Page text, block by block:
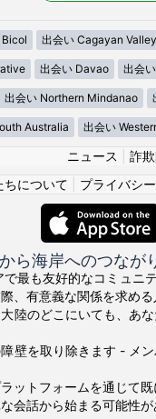
Bicol 出会い Cagayan Valley
出会い Davao 出会
出会い Northern Mindanao
Australia 出会い
ニュース 詐
ちについて プライバシー
ら海岸へのつなが
最も友好的なコミュ
、有意義な関係を求める
陸のどこにいても、あ
壁を取り除きます - メ
ットフォームを通じて
会話から始まる可能性